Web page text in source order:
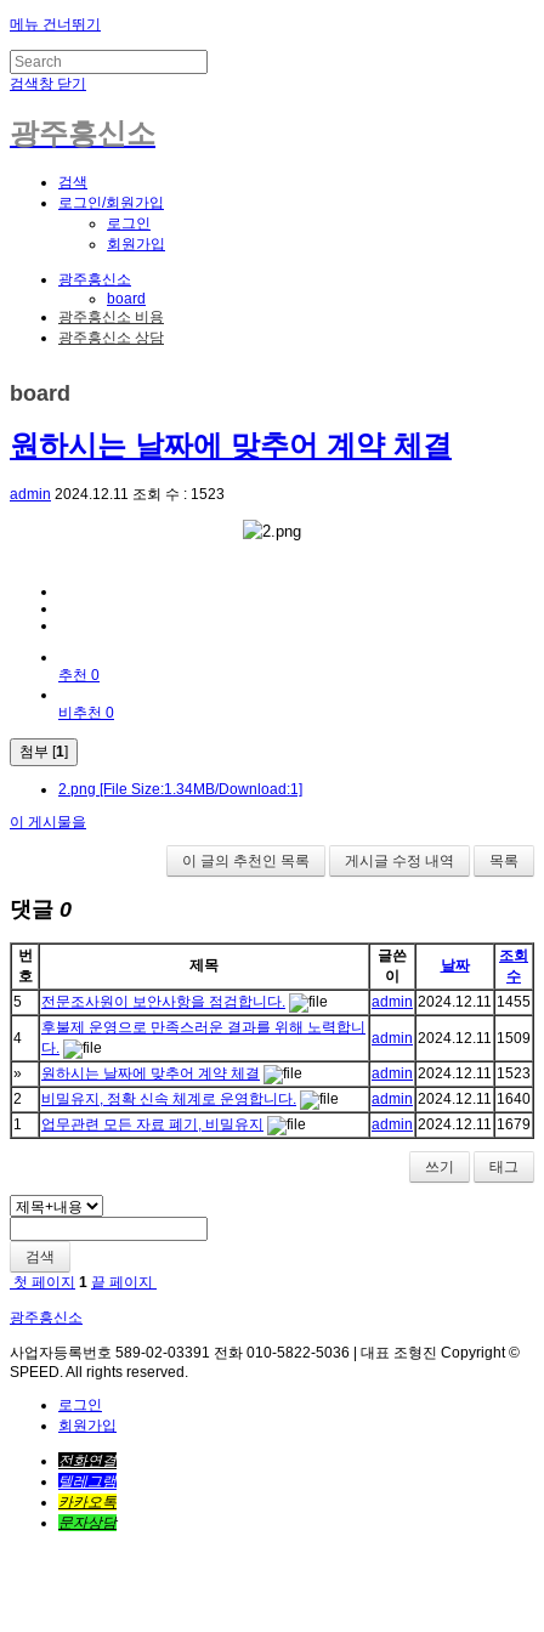
메뉴 건너뛰기
검색창 닫기
광주흥신소
검색
로그인/회원가입
로그인
회원가입
광주흥신소
board
광주흥신소 비용
광주흥신소 상담
board
원하시는 날짜에 맞추어 계약 체결
admin 2024.12.11 조회 수 : 1523
추천 0
비추천 0
첨부 [1]
2.png [File Size:1.34MB/Download:1]
이 게시물을
이 글의 추천인 목록 게시글 수정 내역 목록
댓글 0
번
호
제목
글쓴
이
날짜
조회
수
5
전문조사원이 보안사항을 점검합니다. admin 2024.12.11 1455
4
후불제 운영으로 만족스러운 결과를 위해 노력합니
다.
admin 2024.12.11 1509
» 원하시는 날짜에 맞추어 계약 체결 admin 2024.12.11 1523
2
비밀유지, 정확 신속 체계로 운영합니다. admin 2024.12.11 1640
1
업무관련 모든 자료 폐기, 비밀유지 admin 2024.12.11 1679
쓰기 태그
검색
첫 페이지 1 끝 페이지
광주흥신소
사업자등록번호 589-02-03391 전화 010-5822-5036 | 대표 조형진 Copyright ©
SPEED. All rights reserved.
로그인
회원가입
전화연결
텔레그램
카카오톡
문자상담